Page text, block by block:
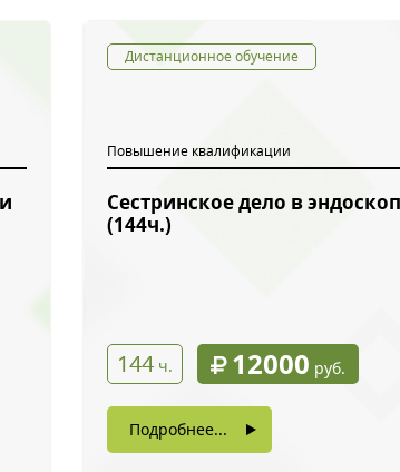
Дистанционное обучение
Повышение квалификации
Сестринское дело в
(144ч.)
144 ч. 12000 руб.
Подробнее...
звонок